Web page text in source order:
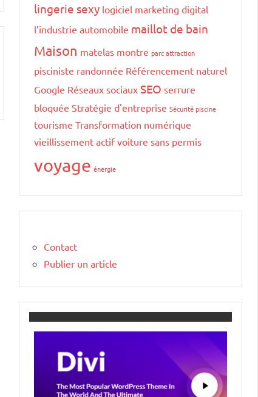
lingerie sexy logiciel marketing digital
l’industrie automobile maillot de bain
Maison matelas montre parc attraction
pisciniste randonnée Référencement naturel
Google Réseaux sociaux SEO serrure
bloquée Stratégie d'entreprise Sécurité piscine
tourisme Transformation numérique
vieillissement actif voiture sans permis
voyage énergie
Contact
Publier un article